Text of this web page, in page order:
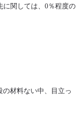
に関しては、0％程度の
材料ない中、目立っ